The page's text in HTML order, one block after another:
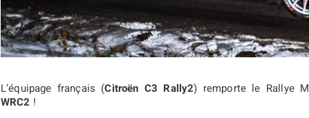
L’équipage français (Citroën C3 Rally2) remporte le Rallye
WRC2 !